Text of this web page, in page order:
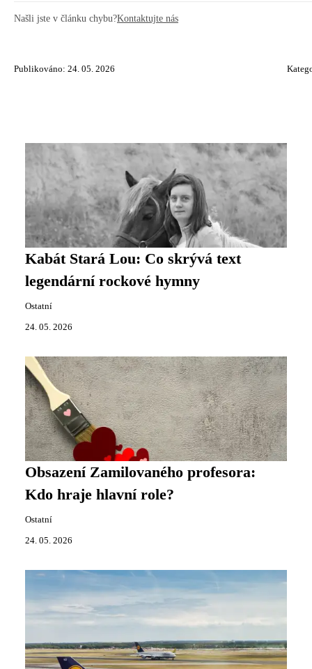
Našli jste v článku chybu?Kontaktujte nás
Publikováno: 24. 05. 2026
Kabát Stará Lou: Co skrývá text
legendární rockové hymny
Ostatní
24. 05. 2026
Obsazení Zamilovaného profesora:
Kdo hraje hlavní role?
Ostatní
24. 05. 2026